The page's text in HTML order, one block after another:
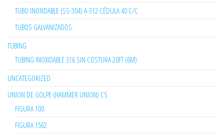
TUBO INOXIDABLE (SS-304) A-312 CÉDULA 40 C/C
TUBOS GALVANIZADOS
TUBING
TUBING INOXIDABLE 316 SIN COSTURA 20FT (6M)
UNCATEGORIZED
UNION DE GOLPE (HAMMER UNION) CS
FIGURA 100
FIGURA 1502